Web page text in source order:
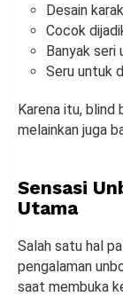
Desain
Cocok
Banyak seri
Seru untuk
Karena itu, blind
melainkan juga
Sensasi
Utama
Salah satu hal
pengalaman
saat membuka